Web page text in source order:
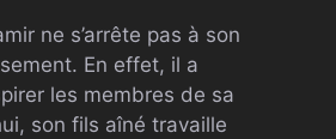
ne s’arrête pas à son
En effet, il a
les membres de sa
son fils aîné travaille